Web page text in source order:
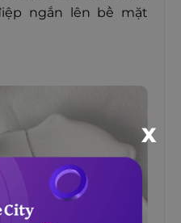
ngắn lên bề mặt
X